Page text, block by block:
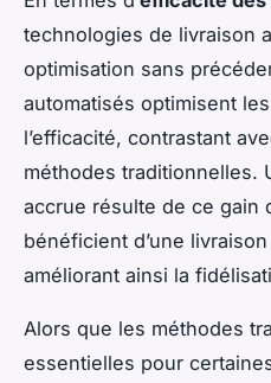
technologies de livraison
optimisation sans
automatisés optimisent
l’efficacité, contrastant
méthodes traditionnelles.
accrue résulte de ce gain
bénéficient d’une
améliorant ainsi la
Alors que les méthodes
essentielles pour